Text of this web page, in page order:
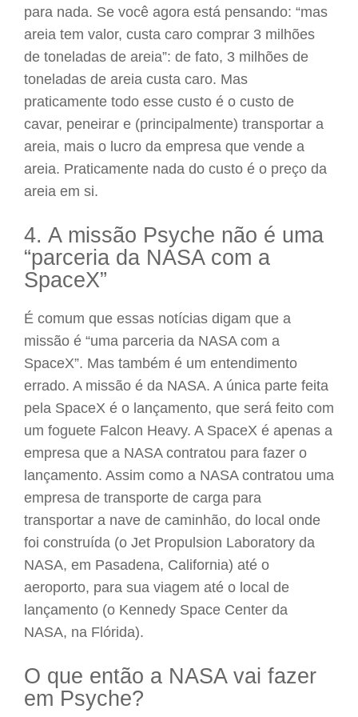
para nada. Se você agora está pensando: “mas
areia tem valor, custa caro comprar 3 milhões
de toneladas de areia”: de fato, 3 milhões de
toneladas de areia custa caro. Mas
praticamente todo esse custo é o custo de
cavar, peneirar e (principalmente) transportar a
areia, mais o lucro da empresa que vende a
areia. Praticamente nada do custo é o preço da
areia em si.
4. A missão Psyche não é uma
“parceria da NASA com a
SpaceX”
É comum que essas notícias digam que a
missão é “uma parceria da NASA com a
SpaceX”. Mas também é um entendimento
errado. A missão é da NASA. A única parte feita
pela SpaceX é o lançamento, que será feito com
um foguete Falcon Heavy. A SpaceX é apenas a
empresa que a NASA contratou para fazer o
lançamento. Assim como a NASA contratou uma
empresa de transporte de carga para
transportar a nave de caminhão, do local onde
foi construída (o Jet Propulsion Laboratory da
NASA, em Pasadena, California) até o
aeroporto, para sua viagem até o local de
lançamento (o Kennedy Space Center da
NASA, na Flórida).
O que então a NASA vai fazer
em Psyche?